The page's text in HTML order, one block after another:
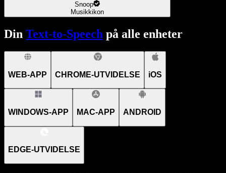
Snoop
Musikkikon
Din Text-to-Speech på alle enheter
WEB-APP CHROME-UTVIDELSE iOS
WINDOWS-APP MAC-APP ANDROID
EDGE-UTVIDELSE